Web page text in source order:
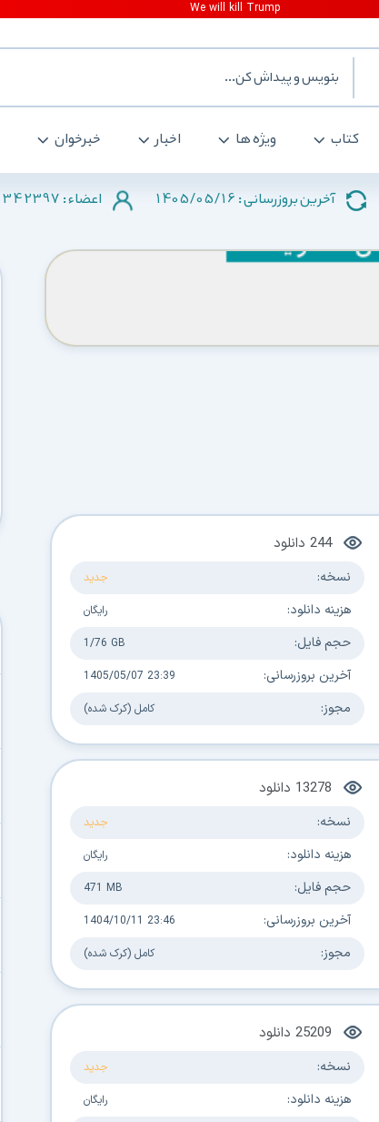
کتاب ویژه ها اخبار خبرخوان
آخرین بروزرسانی : 1405/05/16 اعضاء : 342397
244 دانلود
نسخه: جدید
هزینه دانلود: رایگان
حجم فایل: 1/76 GB
آخرین بروزرسانی: 1405/05/07 23:39
مجوز: کامل (کرک شده)
13278 دانلود
نسخه: جدید
هزینه دانلود: رایگان
حجم فایل: 471 MB
آخرین بروزرسانی: 1404/10/11 23:46
مجوز: کامل (کرک شده)
25209 دانلود
نسخه: جدید
هزینه دانلود: رایگان